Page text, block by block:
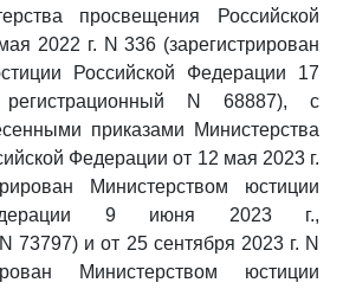
просвещения Российской
2022 г. N 336 (зарегистрирован
Российской Федерации 17
N 68887), с
приказами Министерства
Федерации от 12 мая 2023 г.
Министерством юстиции
9 июня 2023 г.,
73797) и от 25 сентября 2023 г. N
Министерством юстиции